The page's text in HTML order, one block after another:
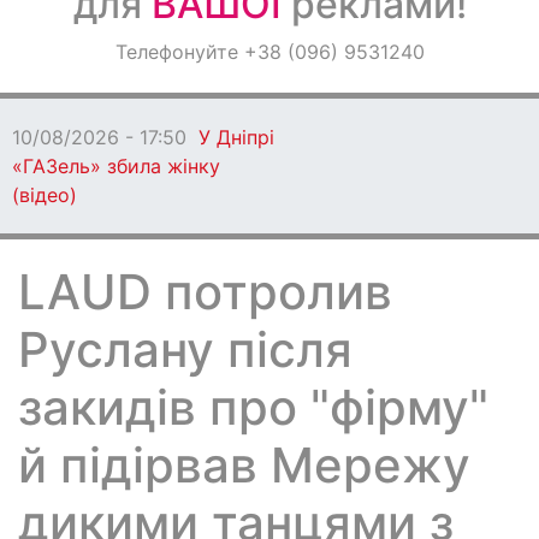
ОголошенняТелефонуйте +38 (096) 9531240
10/08/2026 - 17:18 У Дніпрі чоловіка
забили до смерті дерев’яною палицею
LAUD потролив
Руслану після
закидів про "фірму"
й підірвав Мережу
дикими танцями з